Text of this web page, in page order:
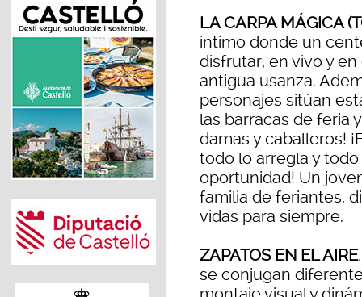
LA CARPA MÁGICA
íntimo donde un
disfrutar, en vivo y
antigua usanza.
personajes sitúan
las barracas de feria
damas y caballeros!
todo lo arregla y todo
oportunidad! Un
familia de feriantes,
vidas para siempre.
ZAPATOS EN EL AIRE
se conjugan